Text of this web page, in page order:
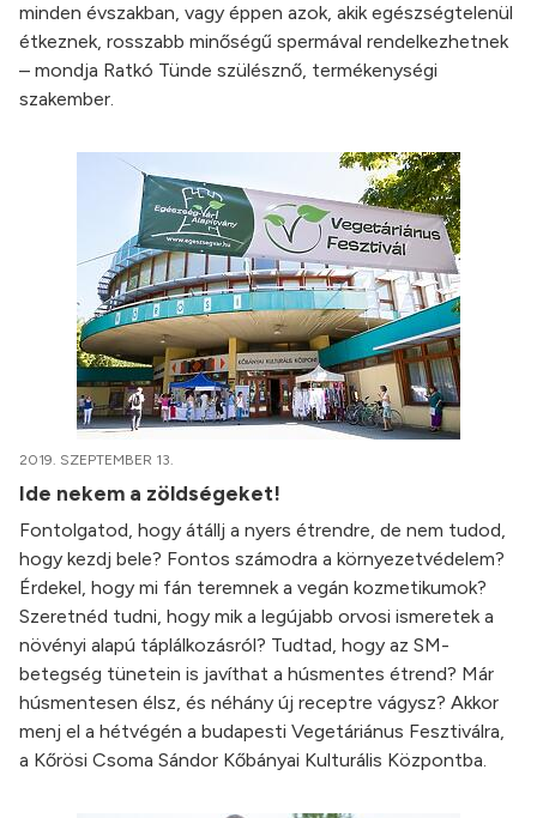
minden évszakban, vagy éppen azok, akik egészségtelenül
étkeznek, rosszabb minőségű spermával rendelkezhetnek
– mondja Ratkó Tünde szülésznő, termékenységi
szakember.
2019. SZEPTEMBER 13.
Ide nekem a zöldségeket!
Fontolgatod, hogy átállj a nyers étrendre, de nem tudod,
hogy kezdj bele? Fontos számodra a környezetvédelem?
Érdekel, hogy mi fán teremnek a vegán kozmetikumok?
Szeretnéd tudni, hogy mik a legújabb orvosi ismeretek a
növényi alapú táplálkozásról? Tudtad, hogy az SM-
betegség tünetein is javíthat a húsmentes étrend? Már
húsmentesen élsz, és néhány új receptre vágysz? Akkor
menj el a hétvégén a budapesti Vegetáriánus Fesztiválra,
a Kőrösi Csoma Sándor Kőbányai Kulturális Központba.